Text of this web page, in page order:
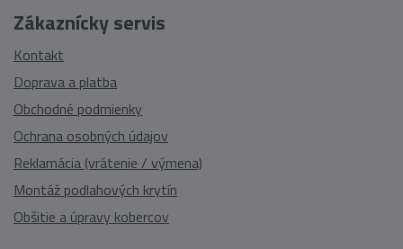
Zákaznícky servis
Kontakt
Doprava a platba
Obchodné podmienky
Ochrana osobných údajov
Reklamácia (vrátenie / výmena)
Montáž podlahových krytín
Obšitie a úpravy kobercov